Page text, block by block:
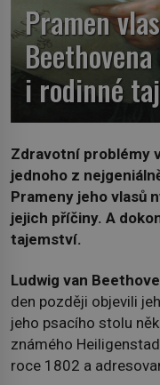
Pramen
i rodinné
Zdravotní problémy
jednoho z
Prameny jeho vlasů
jejich příčiny. A
tajemství.
Ludwig van
den později objevili
jeho psacího stolu
známého
roce 1802 a